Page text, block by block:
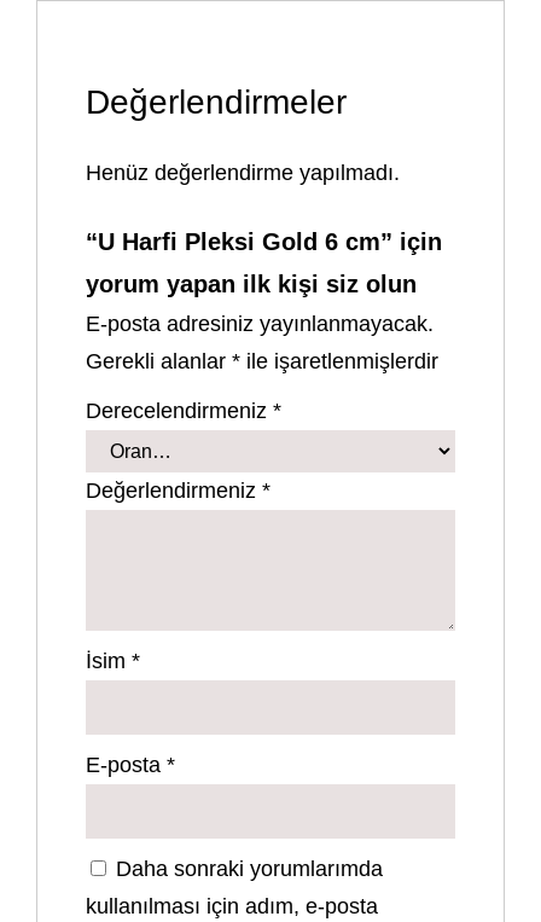
Değerlendirmeler
Henüz değerlendirme yapılmadı.
“U Harfi Pleksi Gold 6 cm” için
yorum yapan ilk kişi siz olun
E-posta adresiniz yayınlanmayacak.
Gerekli alanlar* ile işaretlenmişlerdir
Derecelendirmeniz*
Değerlendirmeniz*
İsim*
E-posta*
Daha sonraki yorumlarımda
kullanılması için adım, e-posta